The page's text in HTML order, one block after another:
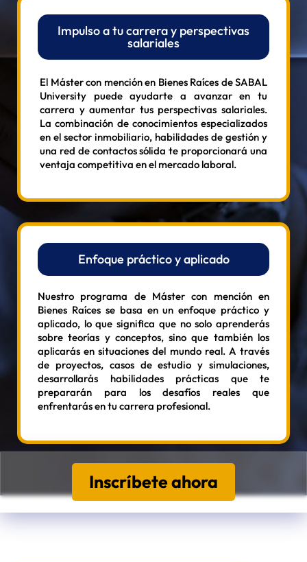
Impulso a tu carrera y perspectivas
salariales
El Máster con mención en Bienes Raíces de SABAL
University puede ayudarte a avanzar en tu
carrera y aumentar tus perspectivas salariales.
La combinación de conocimientos especializados
en el sector inmobiliario, habilidades de gestión y
una red de contactos sólida te proporcionará una
ventaja competitiva en el mercado laboral.
Enfoque práctico y aplicado
Nuestro programa de Máster con mención en
Bienes Raíces se basa en un enfoque práctico y
aplicado, lo que significa que no solo aprenderás
sobre teorías y conceptos, sino que también los
aplicarás en situaciones del mundo real. A través
de proyectos, casos de estudio y simulaciones,
desarrollarás habilidades prácticas que te
prepararán para los desafíos reales que
enfrentarás en tu carrera profesional.
Inscríbete ahora